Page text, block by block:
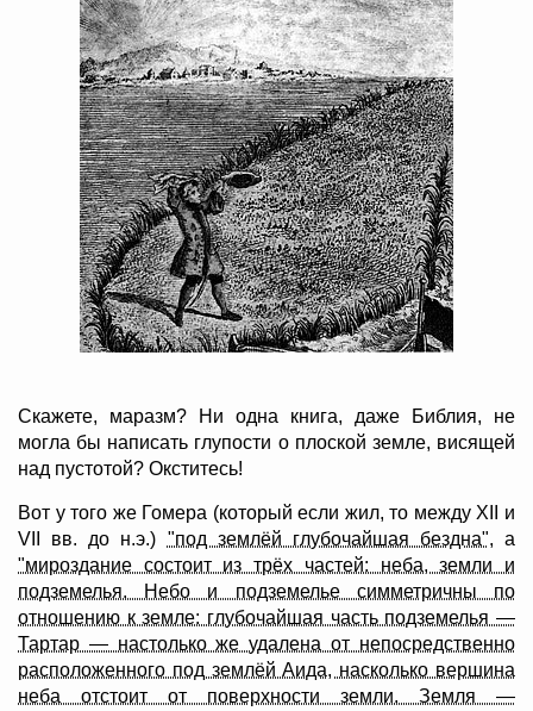
Скажете, маразм? Ни одна книга, даже Библия, не
могла бы написать глупости о плоской земле, висящей
над пустотой? Окститесь!
Вот у того же Гомера (который если жил, то между XII и
VII вв. до н.э.) "под землёй глубочайшая бездна", а
"мироздание состоит из трёх частей: неба, земли и
подземелья. Небо и подземелье симметричны по
отношению к земле: глубочайшая часть подземелья —
Тартар — настолько же удалена от непосредственно
расположенного под землёй Аида, насколько вершина
неба отстоит от поверхности земли. Земля —